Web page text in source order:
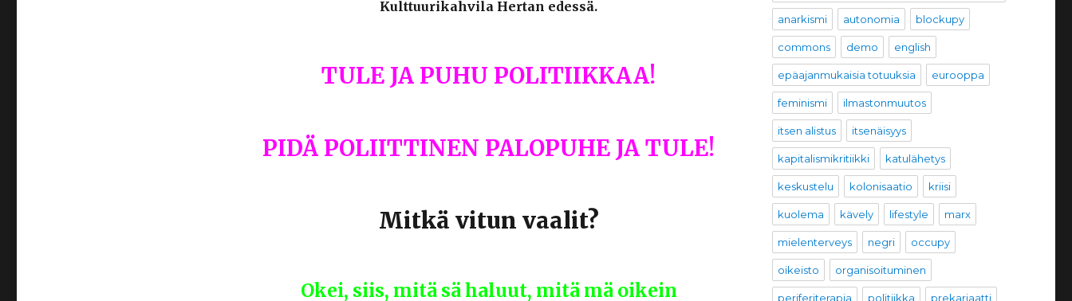
Kulttuurikahvila Hertan edessä.
TULE JA PUHU POLITIIKKAA!
PIDÄ POLIITTINEN PALOPUHE JA TULE!
Mitkä vitun vaalit?
Okei, siis, mitä sä haluut, mitä mä oikein
anarkismi autonomia blockupy
commons demo english
epäajanmukaisia totuuksia eurooppa
feminismi ilmastonmuutos
itsen alistus itsenäisyys
kapitalismikritiikki katulähetys
keskustelu kolonisaatio kriisi
kuolema kävely lifestyle marx
mielenterveys negri occupy
oikeisto organisoituminen
periferiterapia politiikka prekariaatti